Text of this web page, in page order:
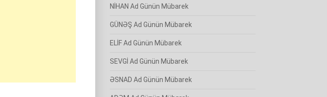
NİHAN Ad Günün Mübarek
GÜNƏŞ Ad Günün Mübarek
ELİF Ad Günün Mübarek
SEVGİ Ad Günün Mübarek
ƏSNAD Ad Günün Mübarek